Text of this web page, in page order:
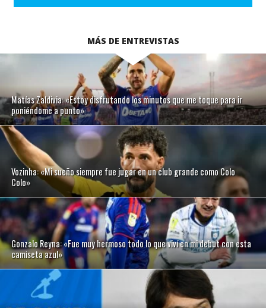
MÁS DE ENTREVISTAS
Matías Zaldivia: «Estoy disfrutando los minutos que me toque para ir
poniéndome a punto»
Vozinha: «Mi sueño siempre fue jugar en un club grande como Colo
Colo»
Gonzalo Reyna: «Fue muy hermoso todo lo que viví en mi debut con esta
camiseta azul»